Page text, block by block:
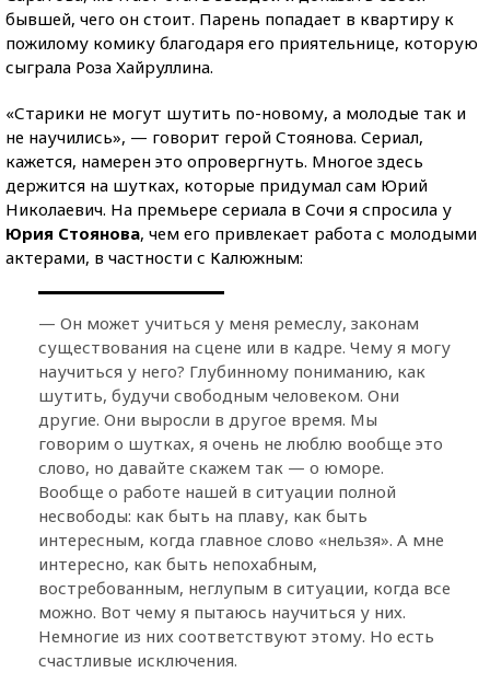
бывшей, чего он стоит. Парень попадает в квартиру к
пожилому комику благодаря его приятельнице, которую
сыграла Роза Хайруллина.
«Старики не могут шутить по-новому, а молодые так и
не научились», — говорит герой Стоянова. Сериал,
кажется, намерен это опровергнуть. Многое здесь
держится на шутках, которые придумал сам Юрий
Николаевич. На премьере сериала в Сочи я спросила у
Юрия Стоянова, чем его привлекает работа с молодыми
актерами, в частности с Калюжным:
— Он может учиться у меня ремеслу, законам
существования на сцене или в кадре. Чему я могу
научиться у него? Глубинному пониманию, как
шутить, будучи свободным человеком. Они
другие. Они выросли в другое время. Мы
говорим о шутках, я очень не люблю вообще это
слово, но давайте скажем так — о юморе.
Вообще о работе нашей в ситуации полной
несвободы: как быть на плаву, как быть
интересным, когда главное слово «нельзя». А мне
интересно, как быть непохабным,
востребованным, неглупым в ситуации, когда все
можно. Вот чему я пытаюсь научиться у них.
Немногие из них соответствуют этому. Но есть
счастливые исключения.